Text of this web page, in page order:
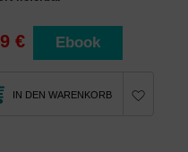
€ Ebook
IN DEN WARENKORB